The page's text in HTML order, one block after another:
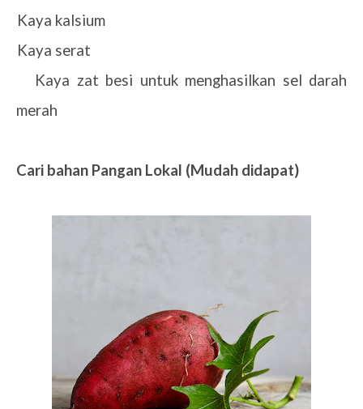
Kaya kalsium
Kaya serat
Kaya zat besi untuk menghasilkan sel darah
merah
Cari bahan Pangan Lokal (Mudah didapat)